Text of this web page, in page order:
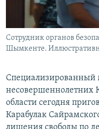
Сотрудник органов
Шымкенте.
несовершеннолетних
области сегодня
Карабулак